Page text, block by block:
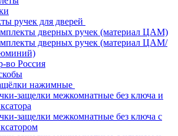
ручек для дверей
дверных ручек (материал ЦАМ)
дверных ручек (материал ЦАМ/
во Россия
нажимные
защелки межкомнатные без ключа и
защелки межкомнатные без ключа с